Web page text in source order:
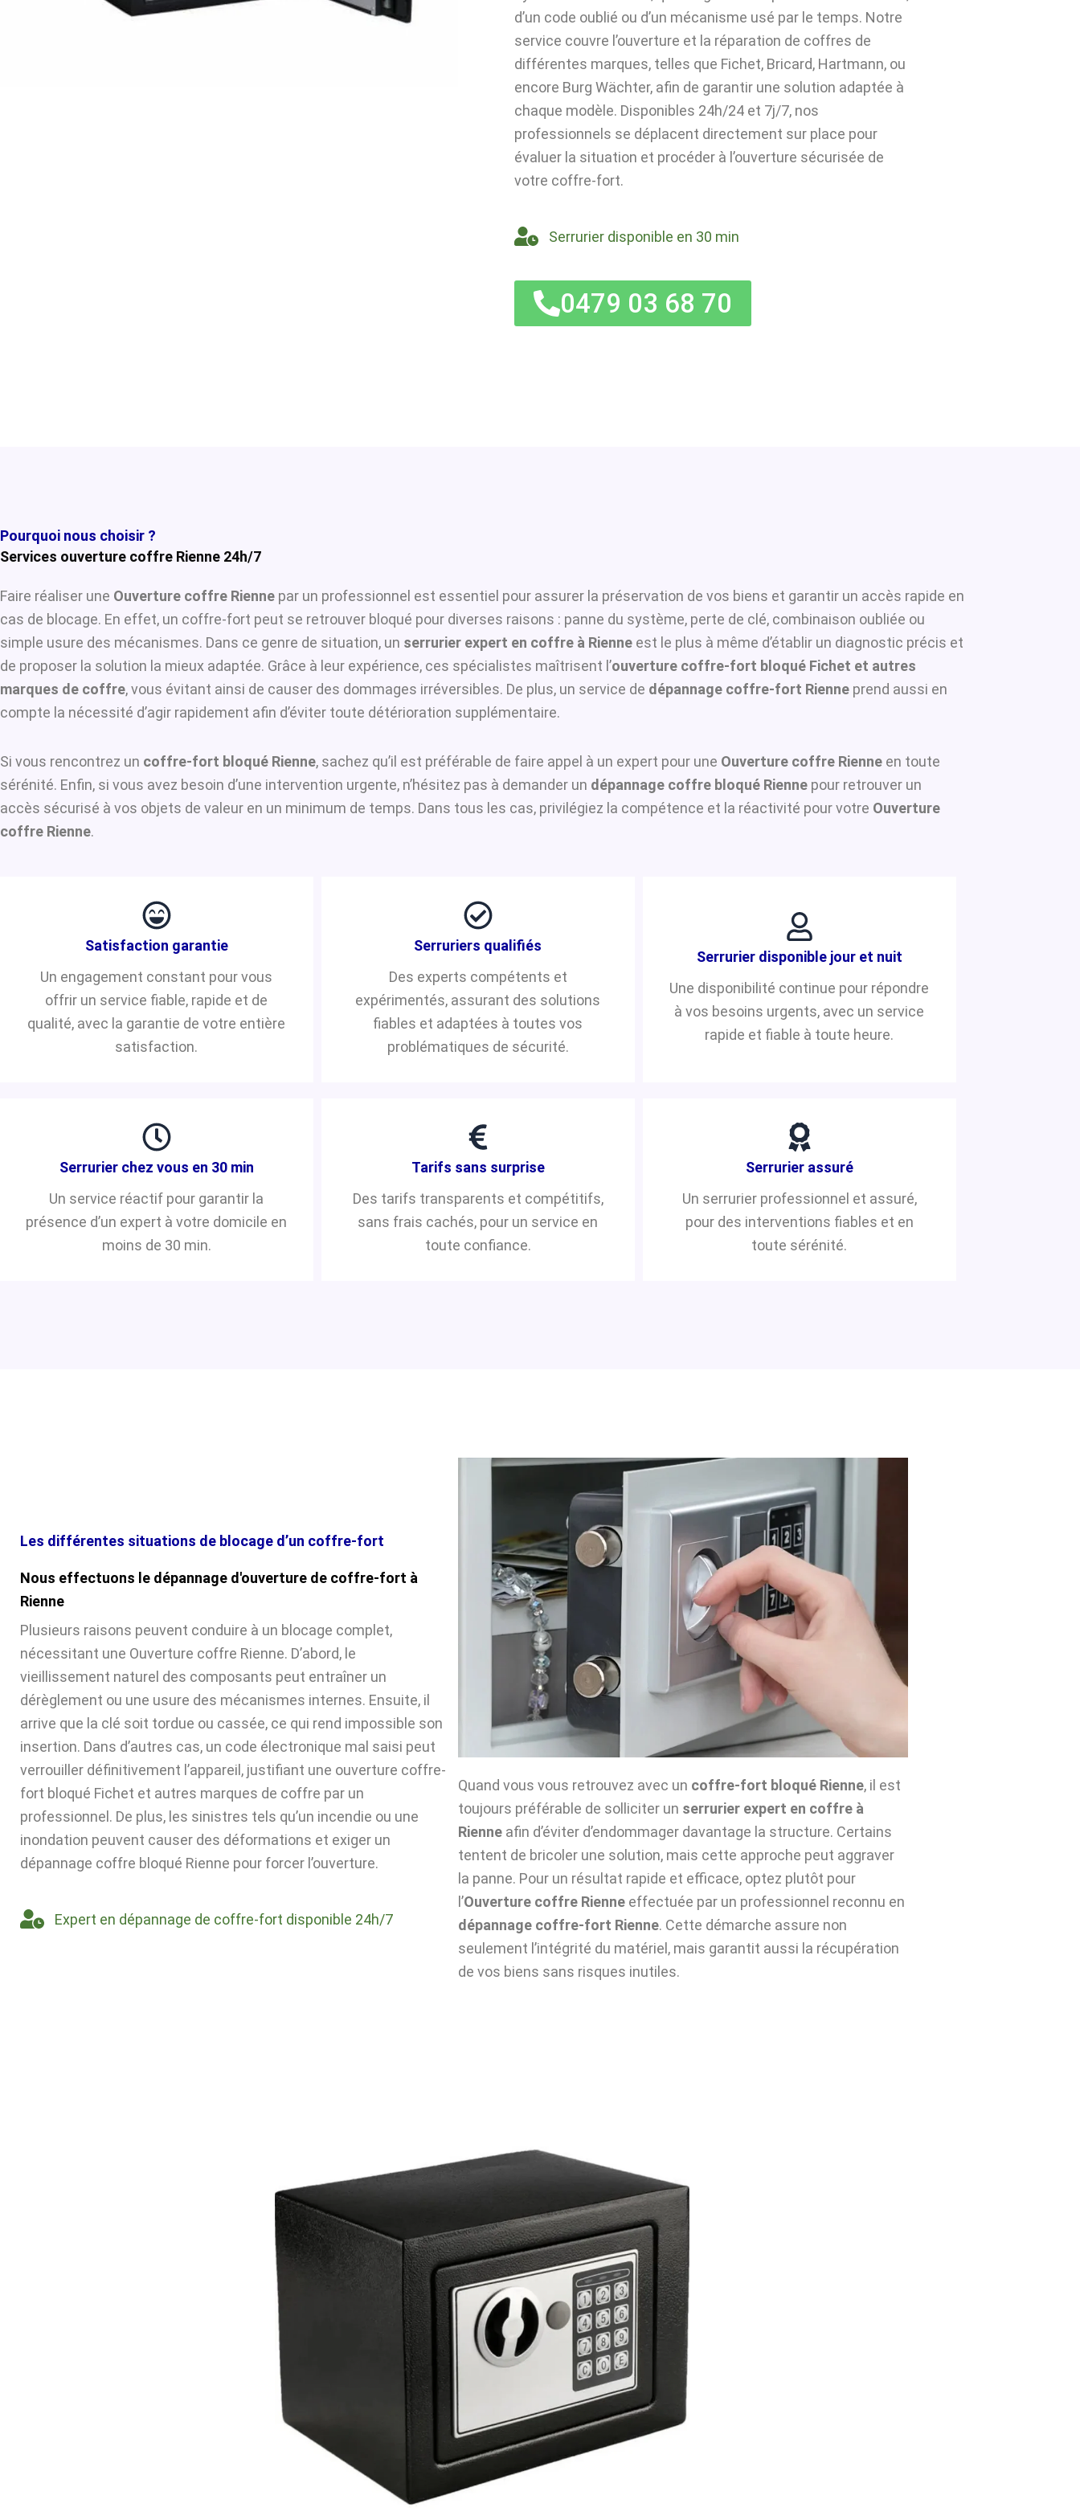
d’un code oublié ou d’un mécanisme usé par le temps. Notre
service couvre l’ouverture et la réparation de coffres de
différentes marques, telles que Fichet, Bricard, Hartmann, ou
encore Burg Wächter, afin de garantir une solution adaptée à
chaque modèle. Disponibles 24h/24 et 7j/7, nos
professionnels se déplacent directement sur place pour
évaluer la situation et procéder à l’ouverture sécurisée de
votre coffre-fort.
Serrurier disponible en 30 min
0479 03 68 70
Pourquoi nous choisir ?
Services ouverture coffre Rienne 24h/7
Faire réaliser une Ouverture coffre Rienne par un professionnel est essentiel pour assurer la préservation de vos biens et garantir un accès rapide en
cas de blocage. En effet, un coffre-fort peut se retrouver bloqué pour diverses raisons : panne du système, perte de clé, combinaison oubliée ou
simple usure des mécanismes. Dans ce genre de situation, un serrurier expert en coffre à Rienne est le plus à même d’établir un diagnostic précis et
de proposer la solution la mieux adaptée. Grâce à leur expérience, ces spécialistes maîtrisent l’ouverture coffre-fort bloqué Fichet et autres
marques de coffre, vous évitant ainsi de causer des dommages irréversibles. De plus, un service de dépannage coffre-fort Rienne prend aussi en
compte la nécessité d’agir rapidement afin d’éviter toute détérioration supplémentaire.
Si vous rencontrez un coffre-fort bloqué Rienne, sachez qu’il est préférable de faire appel à un expert pour une Ouverture coffre Rienne en toute
sérénité. Enfin, si vous avez besoin d’une intervention urgente, n’hésitez pas à demander un dépannage coffre bloqué Rienne pour retrouver un
accès sécurisé à vos objets de valeur en un minimum de temps. Dans tous les cas, privilégiez la compétence et la réactivité pour votre Ouverture
coffre Rienne.
Satisfaction garantie
Un engagement constant pour vous
offrir un service fiable, rapide et de
qualité, avec la garantie de votre entière
satisfaction.
Serruriers qualifiés
Des experts compétents et
expérimentés, assurant des solutions
fiables et adaptées à toutes vos
problématiques de sécurité.
Serrurier disponible jour et nuit
Une disponibilité continue pour répondre
à vos besoins urgents, avec un service
rapide et fiable à toute heure.
Serrurier chez vous en 30 min
Un service réactif pour garantir la
présence d’un expert à votre domicile en
moins de 30 min.
Tarifs sans surprise
Des tarifs transparents et compétitifs,
sans frais cachés, pour un service en
toute confiance.
Serrurier assuré
Un serrurier professionnel et assuré,
pour des interventions fiables et en
toute sérénité.
Les différentes situations de blocage d’un coffre-fort
Nous effectuons le dépannage d'ouverture de coffre-fort à
Rienne
Plusieurs raisons peuvent conduire à un blocage complet,
nécessitant une Ouverture coffre Rienne. D’abord, le
vieillissement naturel des composants peut entraîner un
dérèglement ou une usure des mécanismes internes. Ensuite, il
arrive que la clé soit tordue ou cassée, ce qui rend impossible son
insertion. Dans d’autres cas, un code électronique mal saisi peut
verrouiller définitivement l’appareil, justifiant une ouverture coffre-
fort bloqué Fichet et autres marques de coffre par un
professionnel. De plus, les sinistres tels qu’un incendie ou une
inondation peuvent causer des déformations et exiger un
dépannage coffre bloqué Rienne pour forcer l’ouverture.
Expert en dépannage de coffre-fort disponible 24h/7
Quand vous vous retrouvez avec un coffre-fort bloqué Rienne, il est
toujours préférable de solliciter un serrurier expert en coffre à
Rienne afin d’éviter d’endommager davantage la structure. Certains
tentent de bricoler une solution, mais cette approche peut aggraver
la panne. Pour un résultat rapide et efficace, optez plutôt pour
l’Ouverture coffre Rienne effectuée par un professionnel reconnu en
dépannage coffre-fort Rienne. Cette démarche assure non
seulement l’intégrité du matériel, mais garantit aussi la récupération
de vos biens sans risques inutiles.